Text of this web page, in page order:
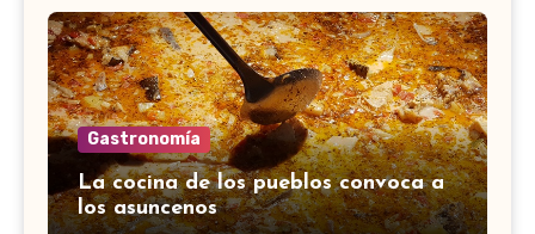
Gastronomía
La cocina de los pueblos convoca a
los asuncenos